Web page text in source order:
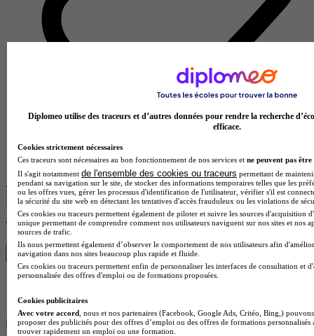
Lycée professionnel
Voir l’établissement
Afficher plus de résultats
Trouve ton CS en 1 min avec Diplomeo !
Trouver mon école
Diplomeo utilise des traceurs et d’autres données pour rendre la recherche
efficace.
Cookies strictement nécessaires
Ces traceurs sont nécessaires au bon fonctionnement de nos services et ne peuvent pas être
Il s'agit notamment de l'ensemble des cookies ou traceurs permettant de
pendant sa navigation sur le site, de stocker des informations temporaires telles que les
ou les offres vues, gérer les processus d'identification de l'utilisateur, vérifier s'il est
la sécurité du site web en détectant les tentatives d'accès frauduleux ou les violations de
Ces cookies ou traceurs permettent également de piloter et suivre les sources d'acquisition
unique permettant de comprendre comment nos utilisateurs naviguent sur nos sites et nos
sources de trafic.
Ils nous permettent également d’observer le comportement de nos utilisateurs afin
navigation dans nos sites beaucoup plus rapide et fluide.
Ces cookies ou traceurs permettent enfin de personnaliser les interfaces de consultation et
personnalisée des offres d'emploi ou de formations proposées.
Cookies publicitaires
Avec votre accord , nous et nos partenaires (Facebook, Google Ads, Critéo, Bing,)
proposer des publicités pour des offres d’emploi ou des offres de formations
trouver rapidement un emploi ou une formation.